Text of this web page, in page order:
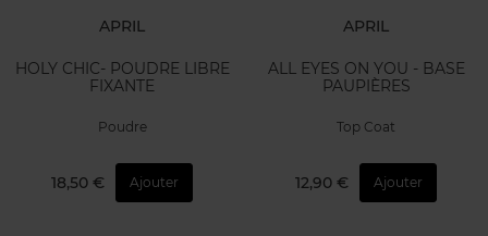
APRIL
HOLY CHIC- POUDRE LIBRE
FIXANTE
Poudre
18,50 € Ajouter
APRIL
ALL EYES ON YOU - BASE
PAUPIÈRES
Top Coat
12,90 € Ajouter